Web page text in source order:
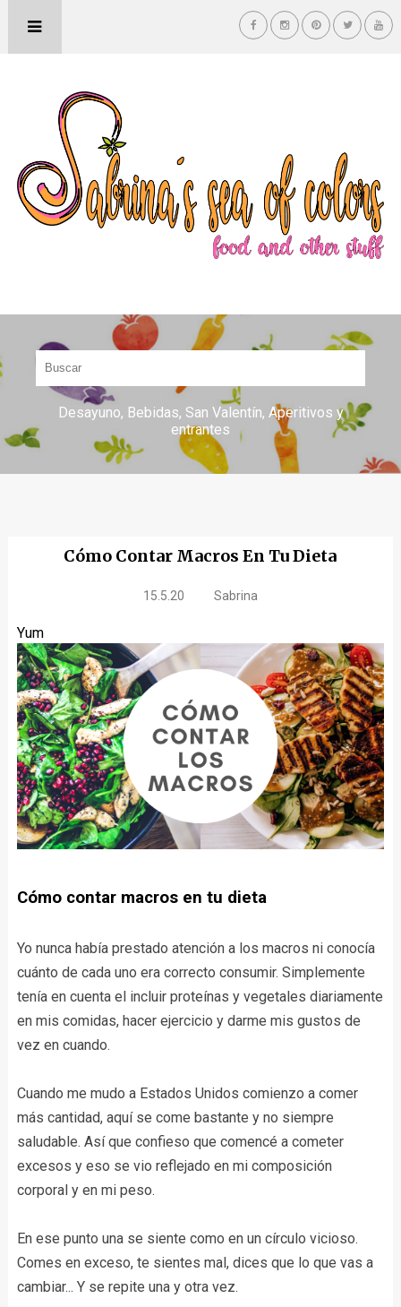
Desayuno Bebidas San Valentín Aperitivos y
entrantes
Cómo Contar Macros En Tu Dieta
15.5.20 Sabrina
Yum
Cómo contar macros en tu dieta
Yo nunca había prestado atención a los macros ni conocía
cuánto de cada uno era correcto consumir. Simplemente
tenía en cuenta el incluir proteínas y vegetales diariamente
en mis comidas, hacer ejercicio y darme mis gustos de
vez en cuando.
Cuando me mudo a Estados Unidos comienzo a comer
más cantidad, aquí se come bastante y no siempre
saludable. Así que confieso que comencé a cometer
excesos y eso se vio reflejado en mi composición
corporal y en mi peso.
En ese punto una se siente como en un círculo vicioso.
Comes en exceso, te sientes mal, dices que lo que vas a
cambiar... Y se repite una y otra vez.